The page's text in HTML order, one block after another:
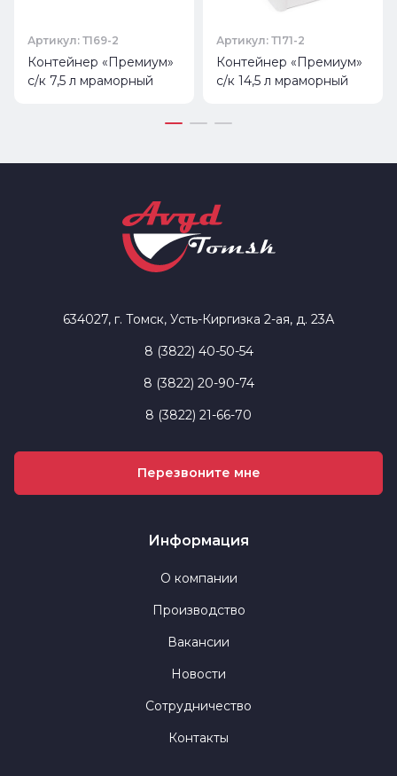
Артикул: Т169-2
Контейнер «Премиум»
с/к 7,5 л мраморный
Артикул: Т171-2
Контейнер «Премиум»
с/к 14,5 л мраморный
634027, г. Томск, Усть-Киргизка 2-ая, д. 23А
8 (3822) 40-50-54
8 (3822) 20-90-74
8 (3822) 21-66-70
Перезвоните мне
Информация
О компании
Производство
Вакансии
Новости
Сотрудничество
Контакты